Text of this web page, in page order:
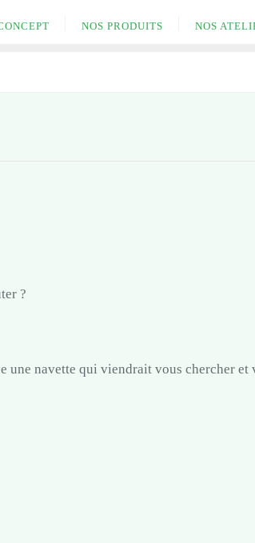
NOS PRODUITS NOS
?
navette qui viendrait vous chercher et